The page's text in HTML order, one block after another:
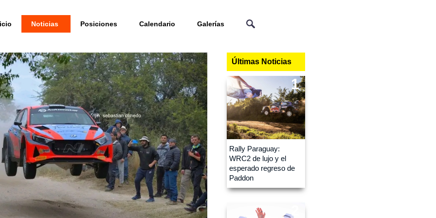
Noticias Posiciones Calendario Galerías
Últimas Noticias
1
Rally Paraguay:
WRC2 de lujo y el
esperado regreso de
Paddon
2